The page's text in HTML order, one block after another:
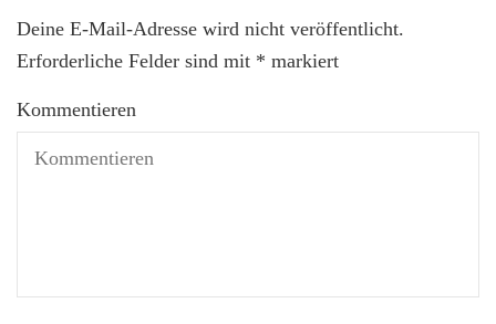
Deine E-Mail-Adresse wird nicht veröffentlicht.
Erforderliche Felder sind mit * markiert
Kommentieren